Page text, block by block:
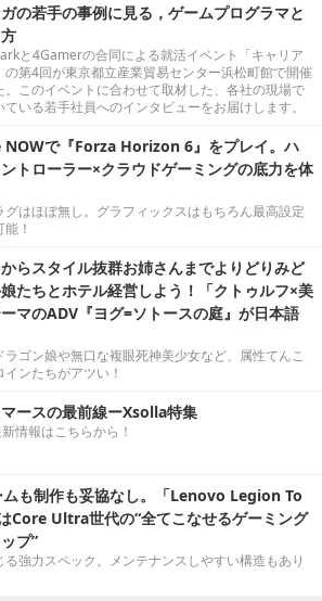
の若手の事例に見る，ゲームプログラマと
と4Gamerの合同による就活イベント「キャリア
の第4回が東京都立産業貿易センター浜松町館で開催
。このイベントに合わせて取材した、各社の現場で
いる若手社員へのインタビューをお届けします。
NOWで『Forza Horizon 6』をプレイ。ハ
トローラー×クラウドゲーミングの底力を体
グはほぼ無し。グラフィックスはもちろん最高設定
！
らスタイル抜群お姉さんまでよりどりみど
たちとホテル経営しよう！「クトゥルフ×美
マのADV『ヨグ=ソトースの庭』が日本語
ラゴン娘や無口な複眼死神美少女など、属性てんこ
インたちがアツい！
ースの最前線ーXsolla特集
情報はこちらから！
も制作も妥協なし。「Lenovo Legion To
Core Ultra世代の“全てこなせるゲーミング
プ”
る強力スペック。メンテナンスしやすい構造もあり